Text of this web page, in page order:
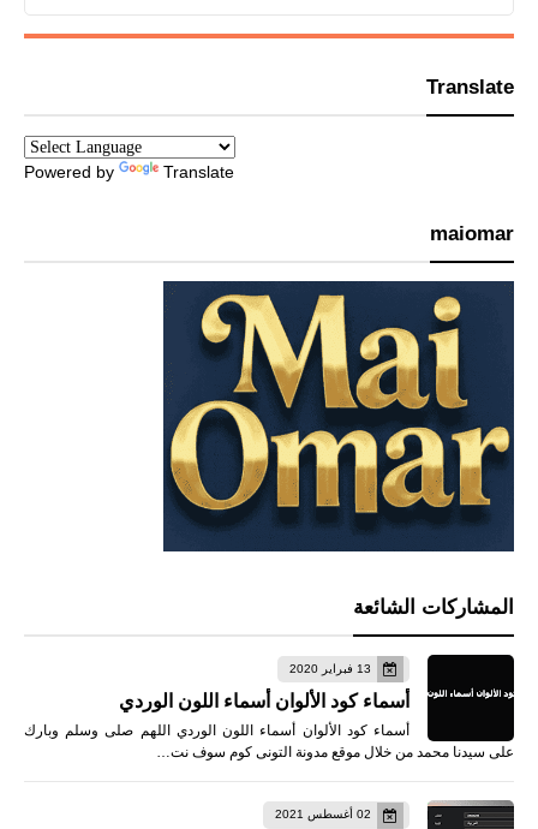
Translate
Powered by Translate
maiomar
المشاركات الشائعة
13 فبراير 2020
أسماء كود الألوان أسماء اللون الوردي
أسماء كود الألوان أسماء اللون الوردي اللهم صلى وسلم وبارك
على سيدنا محمد من خلال موقع مدونة التونى كوم سوف نت…
02 أغسطس 2021